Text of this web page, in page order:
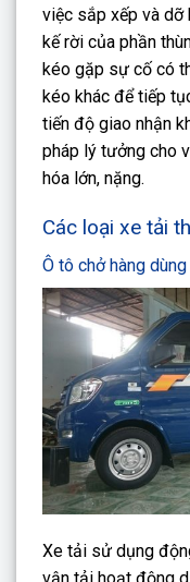
việc sắp xếp và dỡ
kế rời của phần
kéo gặp sự cố có
kéo khác để tiếp
tiến độ giao nhận
pháp lý tưởng cho
hóa lớn, nặng.
Các loại xe tải
Ô tô chở hàng
Xe tải sử dụng